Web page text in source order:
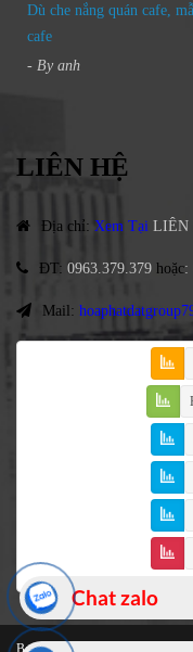
Dù che nắng quán cafe,
cafe
- By anh
LIÊN HỆ
Địa chỉ: Xem Tại LIÊN
ĐT: 0963.379.379 hoặc:
Mail:
Bạt Che Cao Cấp © 2021 Bản
Chat zalo